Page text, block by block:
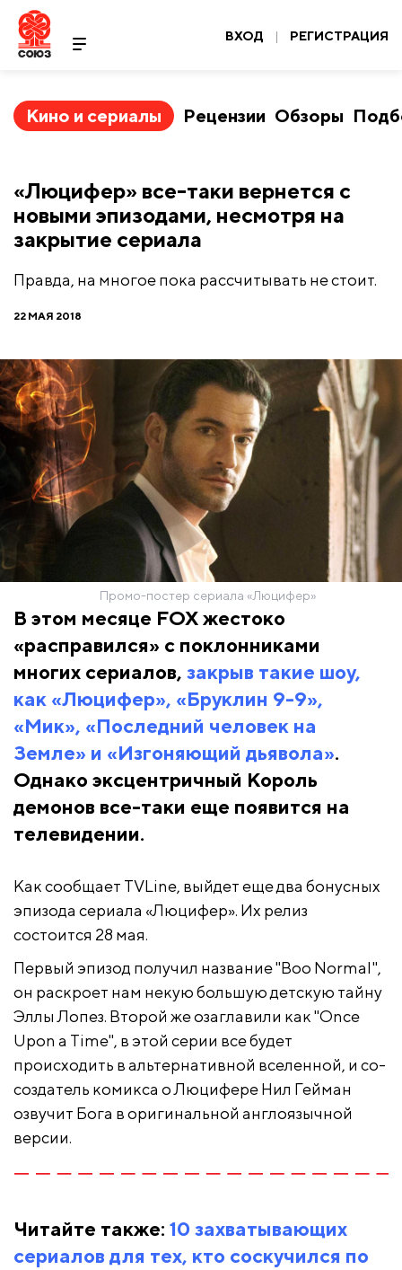
ВХОД | РЕГИСТРАЦИЯ
Кино и сериалы Рецензии Обзоры
«Люцифер» все-таки вернется с
новыми эпизодами, несмотря на
закрытие сериала
Правда, на многое пока рассчитывать не стоит.
22 МАЯ 2018
Промо-постер сериала «Люцифер»
В этом месяце FOX жестоко
«расправился» с поклонниками
многих сериалов, закрыв такие шоу,
как «Люцифер», «Бруклин 9-9»,
«Мик», «Последний человек на
Земле» и «Изгоняющий дьявола».
Однако эксцентричный Король
демонов все-таки еще появится на
телевидении.
Как сообщает TVLine, выйдет еще два бонусных
эпизода сериала «Люцифер». Их релиз
состоится 28 мая.
Первый эпизод получил название "Boo Normal",
он раскроет нам некую большую детскую тайну
Эллы Лопез. Второй же озаглавили как "Once
Upon a Time", в этой серии все будет
происходить в альтернативной вселенной, и со-
создатель комикса о Люцифере Нил Гейман
озвучит Бога в оригинальной англоязычной
версии.
Читайте также: 10 захватывающих
сериалов для тех, кто соскучился по